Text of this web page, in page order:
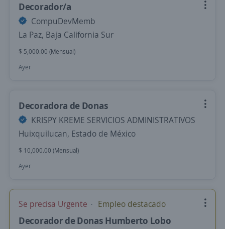
Decorador/a
CompuDevMemb
La Paz, Baja California Sur
$ 5,000.00 (Mensual)
Ayer
Decoradora de Donas
KRISPY KREME SERVICIOS ADMINISTRATIVOS
Huixquilucan, Estado de México
$ 10,000.00 (Mensual)
Ayer
Se precisa Urgente Empleo destacado
Decorador de Donas Humberto Lobo